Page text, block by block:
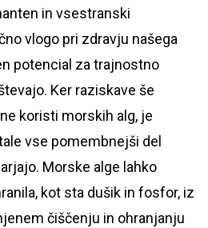
in vsestranski
vlogo pri zdravju našega
potencial za trajnostno
Ker raziskave še
koristi morskih alg, je
vse pomembnejši del
Morske alge lahko
kot sta dušik in fosfor, iz
čiščenju in ohranjanju